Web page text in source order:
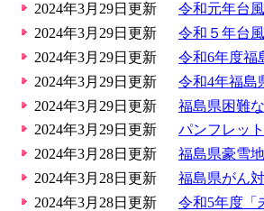
2024年3月29日更新
令和元年台
2024年3月29日更新
令和５年台
2024年3月29日更新
令和6年度福
2024年3月29日更新
令和4年福島
2024年3月29日更新
福島県困難
2024年3月29日更新
パンフレッ
2024年3月28日更新
福島県豪雪
2024年3月28日更新
福島県がん
2024年3月28日更新
令和5年度「